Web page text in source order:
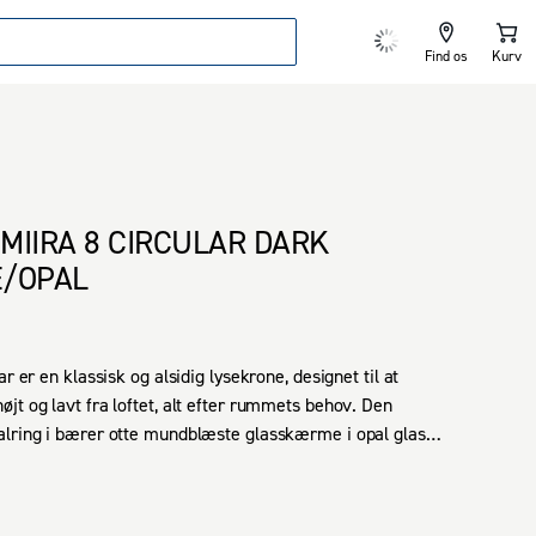
Find os Kurv
8 CIRCULAR DARK
OPAL
er en klassisk og alsidig lysekrone, designet til at
og lavt fra loftet, alt efter rummets behov. Den
i bærer otte mundblæste glasskærme i opal glas,
blødt og sanseligt lys. Det tidløse design gør Miira 8